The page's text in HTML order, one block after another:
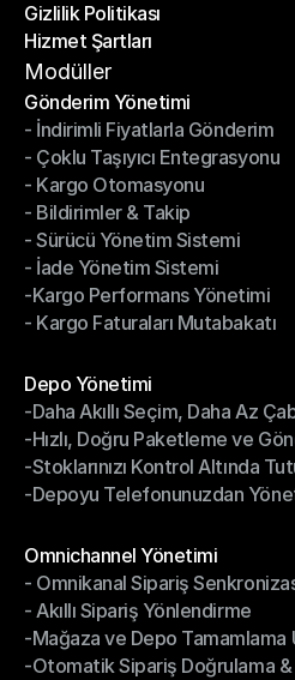
Gönderim Rotaları
Gizlilik Politikası
Gizlilik Politikası
Hizmet Şartları
Hizmet Şartları
Modüller
Gönderim Yönetimi
Gönderim Yönetimi
- İndirimli Fiyatlarla Gönderim
- İndirimli Fiyatlarla Gönderim
- Çoklu Taşıyıcı Entegrasyonu
- Çoklu Taşıyıcı Entegrasyonu
- Kargo Otomasyonu
- Kargo Otomasyonu
- Bildirimler & Takip
- Bildirimler & Takip
- Sürücü Yönetim Sistemi
- Sürücü Yönetim Sistemi
- İade Yönetim Sistemi
- İade Yönetim Sistemi
-Kargo Performans Yönetimi
-Kargo Performans Yönetimi
- Kargo Faturaları Mutabakatı
Depo Yönetimi
Depo Yönetimi
-Daha Akıllı Seçim, Daha Az
-Daha Akıllı Seçim, Daha Az
-Hızlı, Doğru Paketleme ve
-Hızlı, Doğru Paketleme ve
-Stoklarınızı Kontrol Altında
-Stoklarınızı Kontrol Altında
-Depoyu Telefonunuzdan
Omnichannel Yönetimi
Omnichannel Yönetimi
- Omnikanal Sipariş
- Omnikanal Sipariş
- Akıllı Sipariş Yönlendirme
- Akıllı Sipariş Yönlendirme
-Mağaza ve Depo Tamamlama
-Mağaza ve Depo Tamamlama
-Otomatik Sipariş Doğrulama &